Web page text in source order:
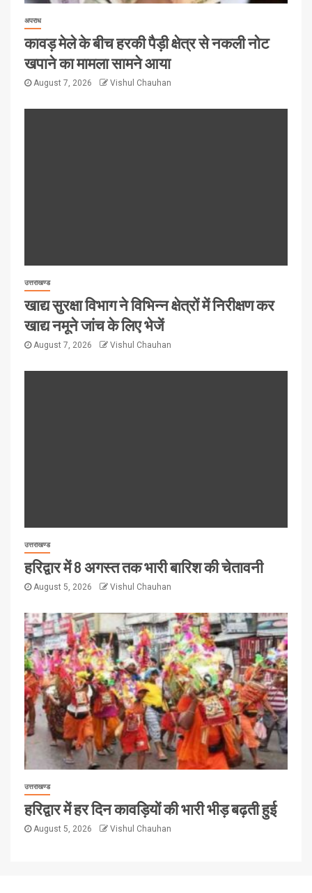
अपराध
कावड़ मेले के बीच हरकी पैड़ी क्षेत्र से नकली नोट
खपाने का मामला सामने आया
August 7, 2026 Vishul Chauhan
उत्तराखण्ड
खाद्य सुरक्षा विभाग ने विभिन्न क्षेत्रों में निरीक्षण कर
खाद्य नमूने जांच के लिए भेजें
August 7, 2026 Vishul Chauhan
उत्तराखण्ड
हरिद्वार में 8 अगस्त तक भारी बारिश की चेतावनी
August 5, 2026 Vishul Chauhan
उत्तराखण्ड
हरिद्वार में हर दिन कावड़ियों की भारी भीड़ बढ़ती हुई
August 5, 2026 Vishul Chauhan